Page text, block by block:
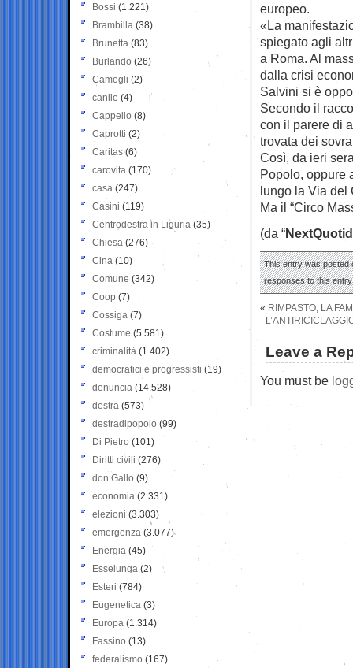
europeo.
«La
spiegato agli
a Roma. Al
dalla crisi
Salvini si è
Secondo il
con il parere di
trovata dei
Così, da ieri
Popolo, oppure
lungo la Via del
Ma il “Circo
(da “
This entry was posted
responses to this
« RIMPASTO, LA
Leave a
You must be
Bossi (1.221)
Brambilla (38)
Brunetta (83)
Burlando (26)
Camogli (2)
canile (4)
Cappello (8)
Caprotti (2)
Caritas (6)
carovita (170)
casa (247)
Casini (119)
Centrodestra in Liguria (35)
Chiesa (276)
Cina (10)
Comune (342)
Coop (7)
Cossiga (7)
Costume (5.581)
criminalità (1.402)
democratici e progressisti (19)
denuncia (14.528)
destra (573)
destradipopolo (99)
Di Pietro (101)
Diritti civili (276)
don Gallo (9)
economia (2.331)
elezioni (3.303)
emergenza (3.077)
Energia (45)
Esselunga (2)
Esteri (784)
Eugenetica (3)
Europa (1.314)
Fassino (13)
federalismo (167)